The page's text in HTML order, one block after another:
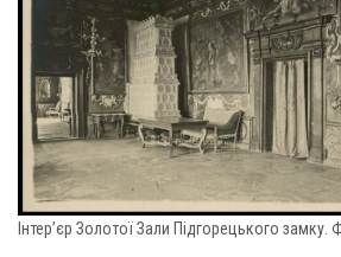
Інтер’єр Золотої Зали Підгорецького